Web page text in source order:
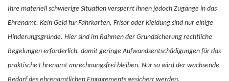
Ihre materiell schwierige Situation versperrt ihnen jedoch Zugänge in das
Ehrenamt. Kein Geld für Fahrkarten, Frisör oder Kleidung sind nur einige
Hinderungsgründe. Hier sind im Rahmen der Grundsicherung rechtliche
Regelungen erforderlich, damit geringe Aufwandsentschädigungen für das
praktische Ehrenamt anrechnungsfrei bleiben. Nur so wird der wachsende